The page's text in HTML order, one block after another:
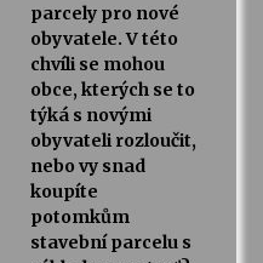
parcely pro nové
obyvatele. V této
chvíli se mohou
obce, kterých se to
týká s novými
obyvateli rozloučit,
nebo vy snad
koupíte
potomkům
stavební parcelu s